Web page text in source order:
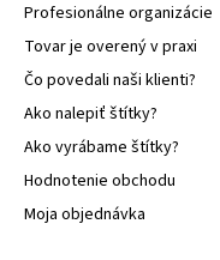
Profesionálne organizácie
Tovar je overený v praxi
Čo povedali naši klienti?
Ako nalepiť štítky?
Ako vyrábame štítky?
Hodnotenie obchodu
Moja objednávka